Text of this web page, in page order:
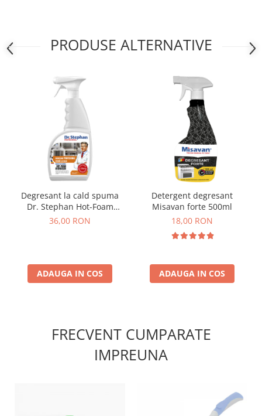
PRODUSE ALTERNATIVE
Degresant la cald spuma
Dr. Stephan Hot-Foam
Degreaser 750ml
36,00 RON
ADAUGA IN COS
Detergent degresant
Misavan forte 500ml
18,00 RON
ADAUGA IN COS
FRECVENT CUMPARATE
IMPREUNA